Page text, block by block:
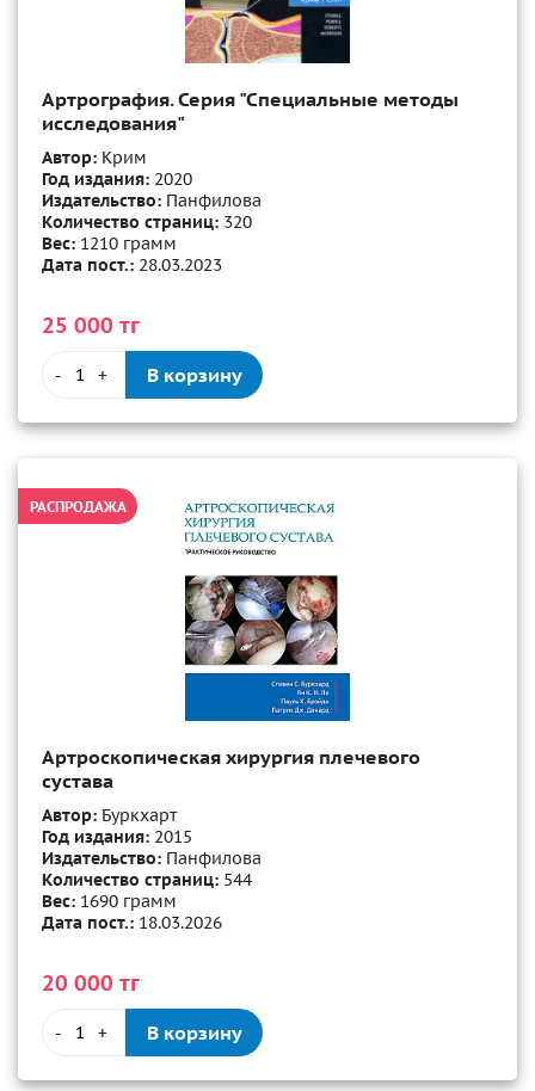
Артрография. Серия "Специальные методы
исследования"
Автор: Крим
Год издания: 2020
Издательство: Панфилова
Количество страниц: 320
Вес: 1210 грамм
Дата пост.: 28.03.2023
25 000 тг
- + В корзину
РАСПРОДАЖА
Артроскопическая хирургия плечевого
сустава
Автор: Буркхарт
Год издания: 2015
Издательство: Панфилова
Количество страниц: 544
Вес: 1690 грамм
Дата пост.: 18.03.2026
20 000 тг
- + В корзину